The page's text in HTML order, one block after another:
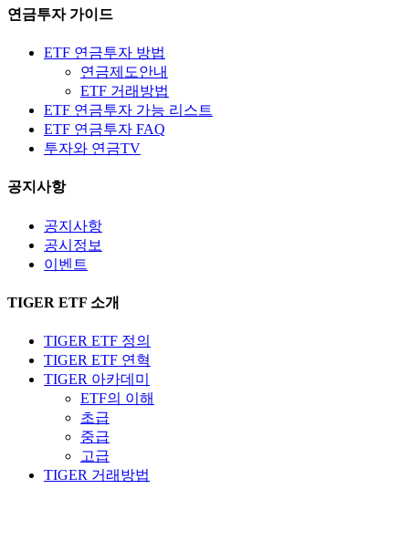
연금투자 가이드
ETF 연금투자 방법
연금제도안내
ETF 거래방법
ETF 연금투자 가능 리스트
ETF 연금투자 FAQ
투자와 연금TV
공지사항
공지사항
공시정보
이벤트
TIGER ETF 소개
TIGER ETF 정의
TIGER ETF 연혁
TIGER 아카데미
ETF의 이해
초급
중급
고급
TIGER 거래방법